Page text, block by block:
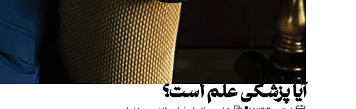
آیا پزشکی علم است؟